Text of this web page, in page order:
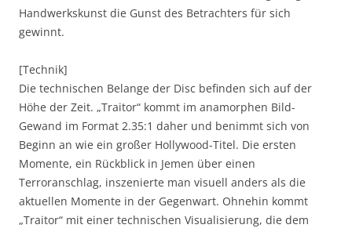
Handwerkskunst die Gunst des Betrachters für sich
gewinnt.
[Technik]
Die technischen Belange der Disc befinden sich auf der
Höhe der Zeit. „Traitor“ kommt im anamorphen Bild-
Gewand im Format 2.35:1 daher und benimmt sich von
Beginn an wie ein großer Hollywood-Titel. Die ersten
Momente, ein Rückblick in Jemen über einen
Terroranschlag, inszenierte man visuell anders als die
aktuellen Momente in der Gegenwart. Ohnehin kommt
„Traitor“ mit einer technischen Visualisierung, die dem